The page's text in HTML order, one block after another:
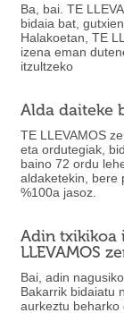
Ba, bai. TE
bidaia bat,
Halakoetan, TE
izena eman
itzultzeko
Alda daiteke
TE LLEVAMOS
eta ordutegiak,
baino 72 ordu
aldaketekin, bere
%100a jasoz.
Adin txikikoa
LLEVAMOS
Bai, adin
Bakarrik bidaiatu
aurkeztu beharko